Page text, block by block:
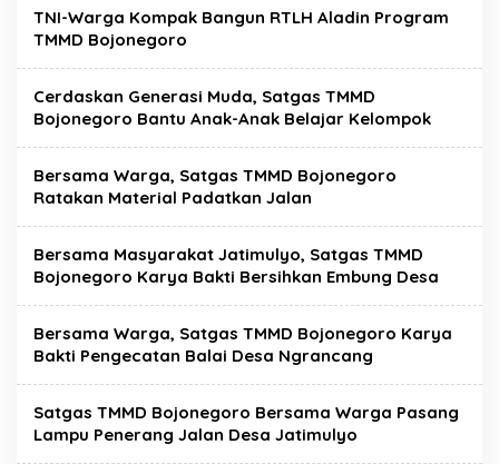
TNI-Warga Kompak Bangun RTLH Aladin Program
TMMD Bojonegoro
Cerdaskan Generasi Muda, Satgas TMMD
Bojonegoro Bantu Anak-Anak Belajar Kelompok
Bersama Warga, Satgas TMMD Bojonegoro
Ratakan Material Padatkan Jalan
Bersama Masyarakat Jatimulyo, Satgas TMMD
Bojonegoro Karya Bakti Bersihkan Embung Desa
Bersama Warga, Satgas TMMD Bojonegoro Karya
Bakti Pengecatan Balai Desa Ngrancang
Satgas TMMD Bojonegoro Bersama Warga Pasang
Lampu Penerang Jalan Desa Jatimulyo